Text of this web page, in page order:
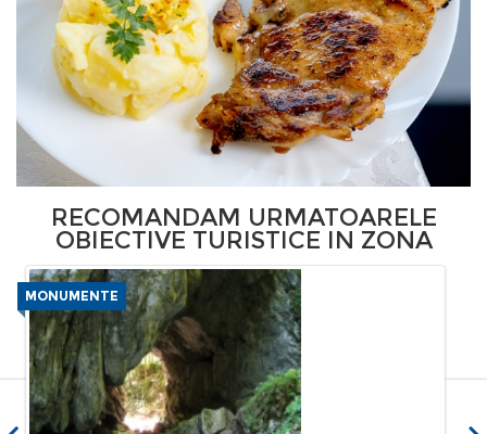
RECOMANDAM URMATOARELE
OBIECTIVE TURISTICE IN ZONA
MONUMENTE